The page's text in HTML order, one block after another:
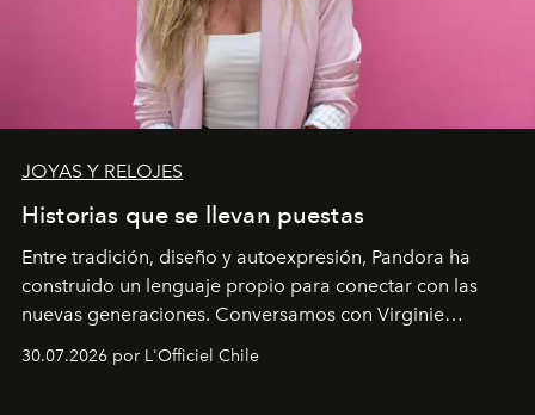
JOYAS Y RELOJES
Historias que se llevan puestas
Entre tradición, diseño y autoexpresión, Pandora ha
construido un lenguaje propio para conectar con las
nuevas generaciones. Conversamos con Virginie
Dubray, la responsable de marketing para
Latinoamérica, sobre identidad, cultura y el valor
30.07.2026 por L'Officiel Chile